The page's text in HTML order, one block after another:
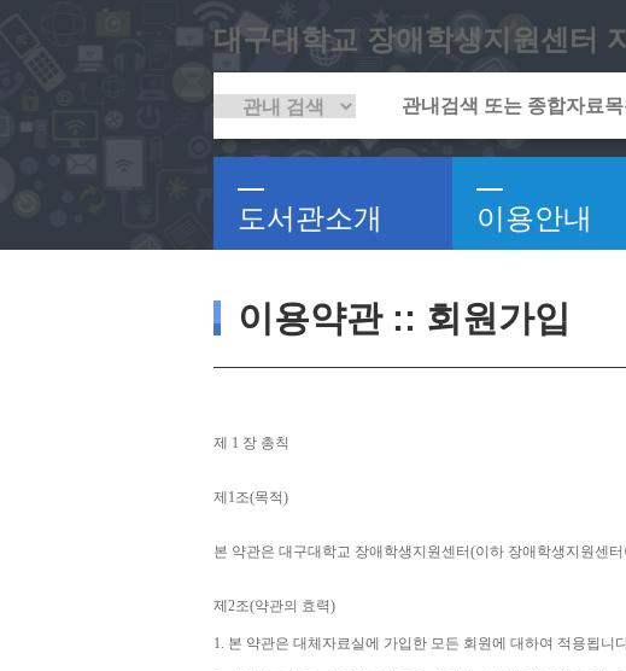
대구대학교 장애학생지원센터
도서관소개 이용안내
이용약관 :: 회원가입
제 1 장 총칙
제 1조(목적)
본 약관은 대구대학교 장애학생지원센터(이하 장애학생지원센
제 2조(약관의 효력)
1. 본 약관은 대체자료실에 가입한 모든 회원에 대하여 적용됩니